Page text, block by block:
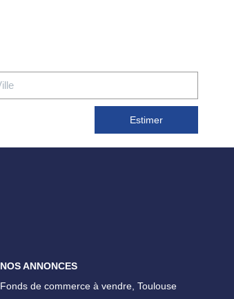
Estimer
NOS ANNONCES
Fonds de commerce à vendre, Toulouse